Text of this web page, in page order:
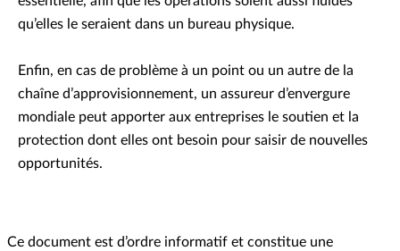
qu’elles le seraient dans un bureau physique.
Enfin, en cas de problème à un point ou un autre de la
chaîne d’approvisionnement, un assureur d’envergure
mondiale peut apporter aux entreprises le soutien et la
protection dont elles ont besoin pour saisir de nouvelles
opportunités.
Ce document est d’ordre informatif et constitue une